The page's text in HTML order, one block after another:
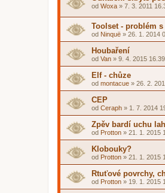
od Woxa » 7. 3. 2011
Toolset - problém
od Ninquë » 26. 1. 2014
Houbaření
od Van » 9. 4. 2015 16.39
Elf - chůze
od montacue » 26. 2.
CEP
od Ceraph » 1. 7. 2014
Zpěv bardí uchu
od Protton » 21. 1. 2015
Klobouky?
od Protton » 21. 1. 2015
Rtuťové povrchy,
od Protton » 19. 1. 2015